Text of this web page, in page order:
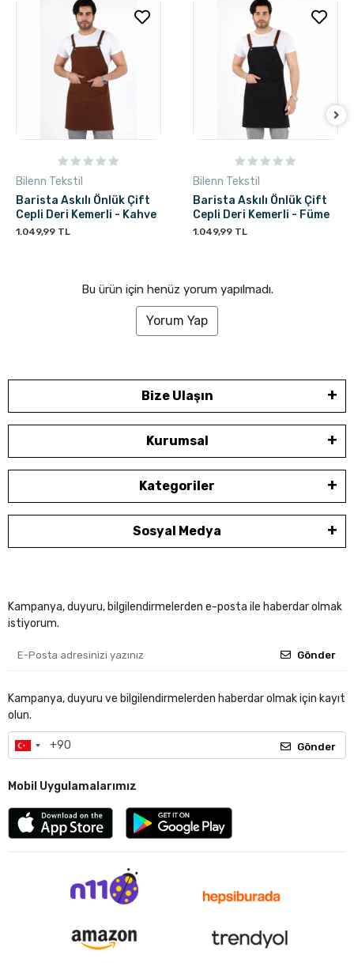
Bilenn Tekstil
Barista Askılı Önlük Çift
Cepli Deri Kemerli - Kahve
1.049,99 TL
Bilenn Tekstil
Barista Askılı Önlük Çift
Cepli Deri Kemerli - Füme
1.049,99 TL
Bu ürün için henüz yorum yapılmadı.
Yorum Yap
Bize Ulaşın
Kurumsal
Kategoriler
Sosyal Medya
Kampanya, duyuru, bilgilendirmelerden e-posta ile haberdar olmak
istiyorum.
Gönder
Kampanya, duyuru ve bilgilendirmelerden haberdar olmak için kayıt
olun.
Gönder
Mobil Uygulamalarımız